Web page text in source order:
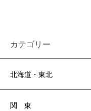
カテゴリー
北海道・東北
関 東